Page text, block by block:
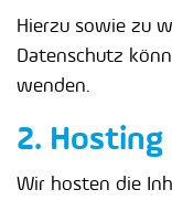
Hierzu sowie zu
Datenschutz
wenden.
2. Hosting
Wir hosten die